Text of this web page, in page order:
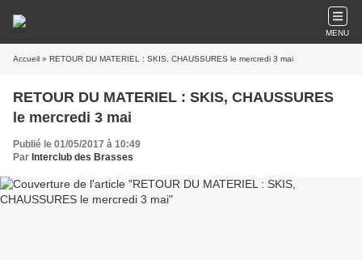
MENU
Accueil » RETOUR DU MATERIEL : SKIS, CHAUSSURES le mercredi 3 mai
RETOUR DU MATERIEL : SKIS, CHAUSSURES
le mercredi 3 mai
Publié le 01/05/2017 à 10:49
Par Interclub des Brasses